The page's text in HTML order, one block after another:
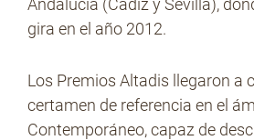
Andalucía (Cádiz y Sevilla),
gira en el año 2012.
Los Premios Altadis llegaron a
certamen de referencia en el
Contemporáneo, capaz de